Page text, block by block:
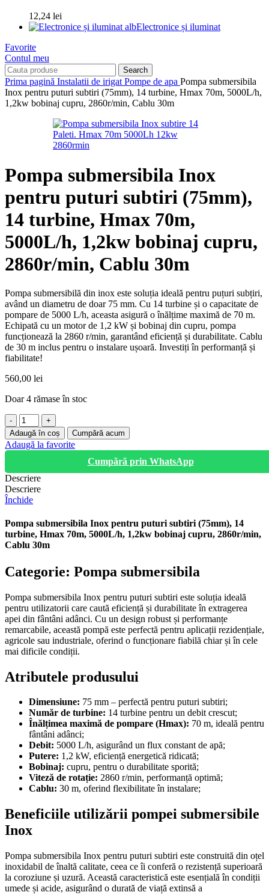
12,24 lei
Electronice și iluminat
Favorite
Contul meu
Search
Prima pagină Instalatii de irigat Pompe de apa Pompa submersibila
Inox pentru puturi subtiri (75mm), 14 turbine, Hmax 70m, 5000L/h,
1,2kw bobinaj cupru, 2860r/min, Cablu 30m
Pompa submersibila Inox
pentru puturi subtiri (75mm),
14 turbine, Hmax 70m,
5000L/h, 1,2kw bobinaj cupru,
2860r/min, Cablu 30m
Pompa submersibilă din inox este soluția ideală pentru puțuri subțiri,
având un diametru de doar 75 mm. Cu 14 turbine și o capacitate de
pompare de 5000 L/h, aceasta asigură o înălțime maximă de 70 m.
Echipată cu un motor de 1,2 kW și bobinaj din cupru, pompa
funcționează la 2860 r/min, garantând eficiență și durabilitate. Cablu
de 30 m inclus pentru o instalare ușoară. Investiți în performanță și
fiabilitate!
560,00 lei
Doar 4 rămase în stoc
Cantitate
Pompa
submersibila
Inox
puturi
subtiri
(75mm),
14
Hmax
70m,
5000L/h,
bobinaj
cupru,
2860r/min,
Cablu
30m
Adaugă în coș Cumpără acum
Adaugă la favorite
Cumpără prin WhatsApp
Descriere
Descriere
Închide
Pompa submersibila Inox pentru puturi subtiri (75mm), 14
turbine, Hmax 70m, 5000L/h, 1,2kw bobinaj cupru, 2860r/min,
Cablu 30m
Categorie: Pompa submersibila
Pompa submersibila Inox pentru puturi subtiri este soluția ideală
pentru utilizatorii care caută eficiență și durabilitate în extragerea
apei din fântâni adânci. Cu un design robust și performanțe
remarcabile, această pompă este perfectă pentru aplicații rezidențiale,
agricole sau industriale, oferind o funcționare fiabilă chiar și în cele
mai dificile condiții.
Atributele produsului
Dimensiune: 75 mm – perfectă pentru puturi subtiri;
Număr de turbine: 14 turbine pentru un debit crescut;
Înălțimea maximă de pompare (Hmax): 70 m, ideală pentru
fântâni adânci;
Debit: 5000 L/h, asigurând un flux constant de apă;
Putere: 1,2 kW, eficiență energetică ridicată;
Bobinaj: cupru, pentru o durabilitate sporită;
Viteză de rotație: 2860 r/min, performanță optimă;
Cablu: 30 m, oferind flexibilitate în instalare;
Beneficiile utilizării pompei submersibile
Inox
Pompa submersibila Inox pentru puturi subtiri este construită din oțel
inoxidabil de înaltă calitate, ceea ce îi conferă o rezistență superioară
la coroziune și uzură. Această caracteristică este esențială în condiții
umede și acide, asigurând o durată de viață extinsă a